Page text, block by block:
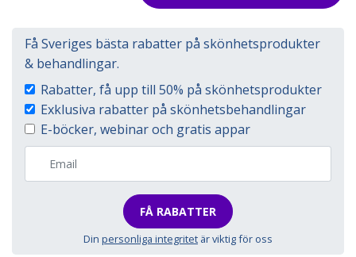
Få Sveriges bästa rabatter på skönhetsprodukter
& behandlingar.
Rabatter, få upp till 50% på skönhetsprodukter
Exklusiva rabatter på skönhetsbehandlingar
E-böcker, webinar och gratis appar
FÅ RABATTER
Din personliga integritet är viktig för oss